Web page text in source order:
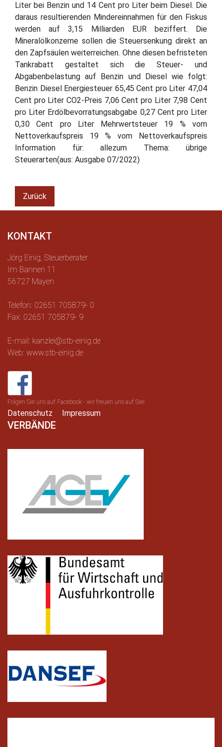
Liter bei Benzin und 14 Cent pro Liter beim Diesel. Die
daraus resultierenden Mindereinnahmen für den Fiskus
werden auf 3,15 Milliarden EUR beziffert. Die
Mineralölkonzerne sollen die Steuersenkung direkt an
den Zapfsäulen weiterreichen. Ohne diesen befristeten
Tankrabatt gestaltet sich die Steuer- und
Abgabenbelastung auf Benzin und Diesel wie folgt:
Benzin Diesel Energiesteuer 65,45 Cent pro Liter 47,04
Cent pro Liter CO2-Preis 7,06 Cent pro Liter 7,98 Cent
pro Liter Erdölbevorratungsabgabe 0,27 Cent pro Liter
0,30 Cent pro Liter Mehrwertsteuer 19 % vom
Nettoverkaufspreis 19 % vom Nettoverkaufspreis
Information für: allezum Thema: übrige
Steuerarten(aus: Ausgabe 07/2022)
Zurück
KONTAKT
Jörg Einig, Steuerberater
Im Bannen 11
56727 Mayen
Telefon: 02651 705879- 0
Fax: 02651 705879- 9
E-mail: kanzlei@stb-einig.de
Web: www.stb-einig.de
Folgen Sie uns auf Facebook - wir freuen uns auf Sie!
Datenschutz Impressum
VERBÄNDE